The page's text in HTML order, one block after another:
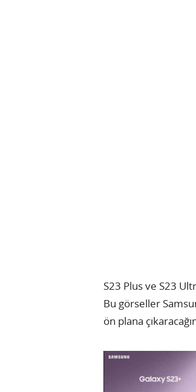
S23 Plus ve S23
Bu görseller
ön plana